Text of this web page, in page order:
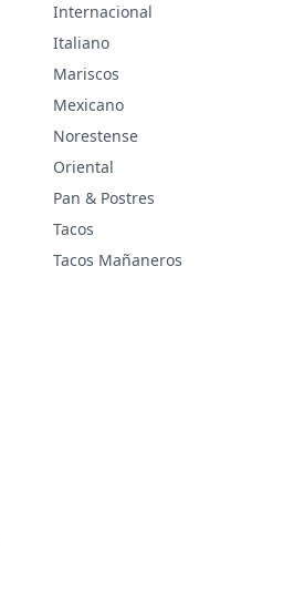
Internacional
Italiano
Mariscos
Mexicano
Norestense
Oriental
Pan & Postres
Tacos
Tacos Mañaneros